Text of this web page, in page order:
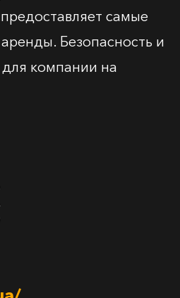
самые
Безопасность и
компании на